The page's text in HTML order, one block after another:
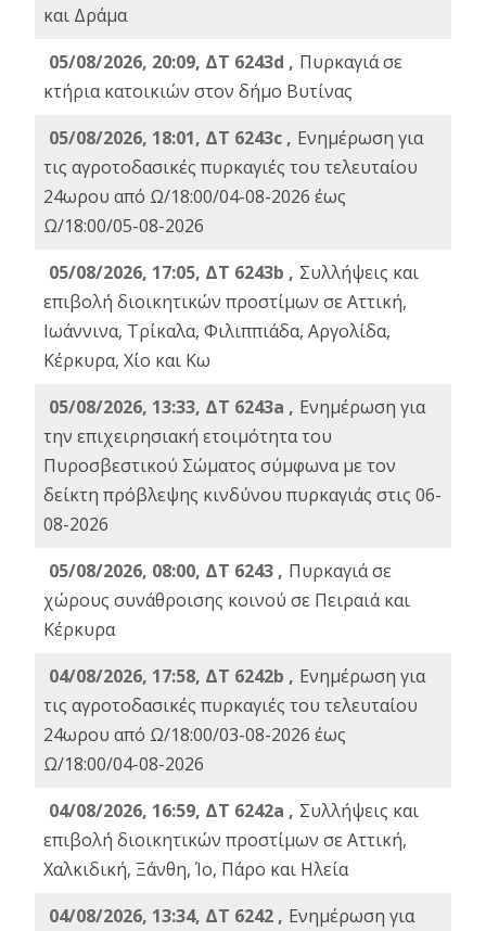
και Δράμα
05/08/2026, 20:09, ΔΤ 6243d , Πυρκαγιά σε
κτήρια κατοικιών στον δήμο Βυτίνας
05/08/2026, 18:01, ΔΤ 6243c , Ενημέρωση για
τις αγροτοδασικές πυρκαγιές του τελευταίου
24ωρου από Ω/18:00/04-08-2026 έως
Ω/18:00/05-08-2026
05/08/2026, 17:05, ΔΤ 6243b , Συλλήψεις και
επιβολή διοικητικών προστίμων σε Αττική,
Ιωάννινα, Τρίκαλα, Φιλιππιάδα, Αργολίδα,
Κέρκυρα, Χίο και Κω
05/08/2026, 13:33, ΔΤ 6243a , Ενημέρωση για
την επιχειρησιακή ετοιμότητα του
Πυροσβεστικού Σώματος σύμφωνα με τον
δείκτη πρόβλεψης κινδύνου πυρκαγιάς στις 06-
08-2026
05/08/2026, 08:00, ΔΤ 6243 , Πυρκαγιά σε
χώρους συνάθροισης κοινού σε Πειραιά και
Κέρκυρα
04/08/2026, 17:58, ΔΤ 6242b , Ενημέρωση για
τις αγροτοδασικές πυρκαγιές του τελευταίου
24ωρου από Ω/18:00/03-08-2026 έως
Ω/18:00/04-08-2026
04/08/2026, 16:59, ΔΤ 6242a , Συλλήψεις και
επιβολή διοικητικών προστίμων σε Αττική,
Χαλκιδική, Ξάνθη, Ίο, Πάρο και Ηλεία
04/08/2026, 13:34, ΔΤ 6242 , Ενημέρωση για